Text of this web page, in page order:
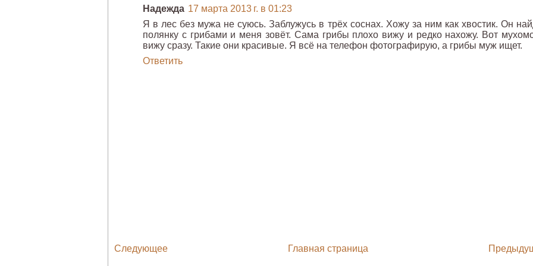
Надежда 17 марта 2013 г. в 01:23
Я в лес без мужа не суюсь. Заблужусь в трёх соснах. Хожу за ним как хвостик. Он
полянку с грибами и меня зовёт. Сама грибы плохо вижу и редко нахожу. Вот
вижу сразу. Такие они красивые. Я всё на телефон фотографирую, а грибы муж ищет.
Ответить
Следующее Главная страница